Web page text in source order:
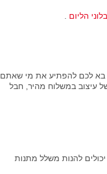
בלוני הליום
בא לכם להפתיע את מי שאתם
עיצוב במשלוח מהיר, חבל
להנות משלל מתנות